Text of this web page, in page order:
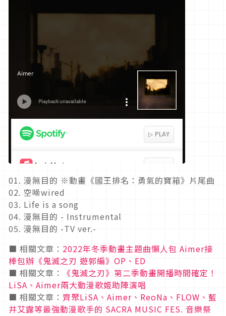
01. 漫無目的 ※動畫《國王排名：勇氣的寶箱》片尾曲
02. 空噪wired
03. Life is a song
04. 漫無目的 - Instrumental
05. 漫無目的 -TV ver.-
■ 相關文章： 2022年冬季動畫主題曲懶人包 Aimer接
棒包辦《鬼滅之刃 遊郭編》OP、ED
■ 相關文章：
《鬼滅之刃》第二季動畫開播時間確定！
LiSA、Aimer兩大動漫歌姬助陣演唱
■ 相關文章： 齊聚LiSA、Aimer、ReoNa、FLOW、藍
井艾露等最強動漫歌手的 SACRA MUSIC FES. 音樂祭